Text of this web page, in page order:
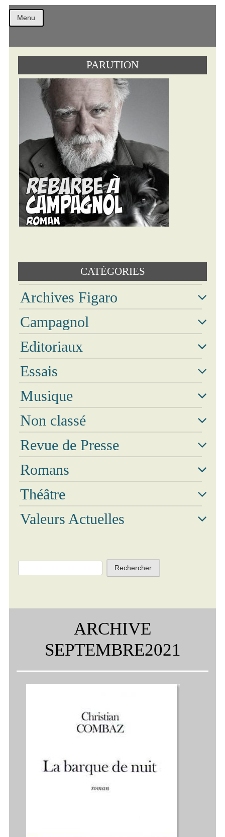
Menu
PARUTION
CATÉGORIES
Archives Figaro
Campagnol
Editoriaux
Essais
Musique
Non classé
Revue de Presse
Romans
Théâtre
Valeurs Actuelles
Rechercher :
ARCHIVE
SEPTEMBRE2021